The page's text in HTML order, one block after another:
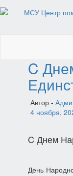
C
Автор -
4 ноября,
C Днем
День